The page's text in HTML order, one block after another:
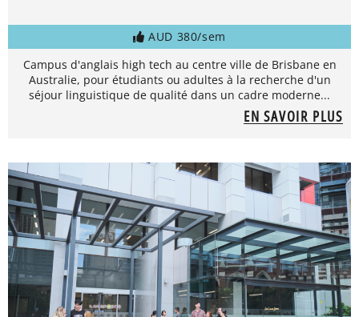
AUD 380/sem
Campus d'anglais high tech au centre ville de Brisbane en
Australie, pour étudiants ou adultes à la recherche d'un
séjour linguistique de qualité dans un cadre moderne...
EN SAVOIR PLUS